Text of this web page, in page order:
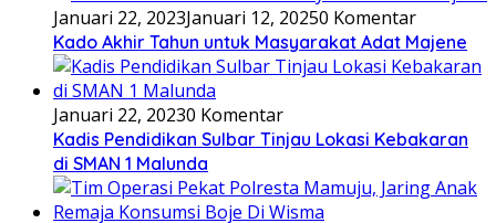
Januari 22, 2023Januari 12, 20250 Komentar
Kado Akhir Tahun untuk Masyarakat Adat Majene
Januari 22, 20230 Komentar
Kadis Pendidikan Sulbar Tinjau Lokasi Kebakaran
di SMAN 1 Malunda